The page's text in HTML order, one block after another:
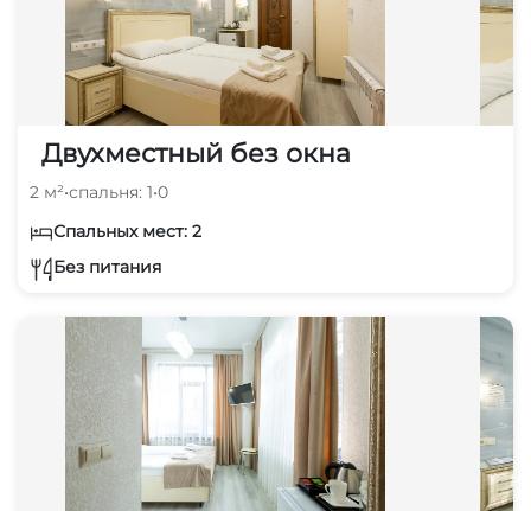
Двухместный без окна
2 м²•спальня: 1•0
Спальных мест: 2
Без питания